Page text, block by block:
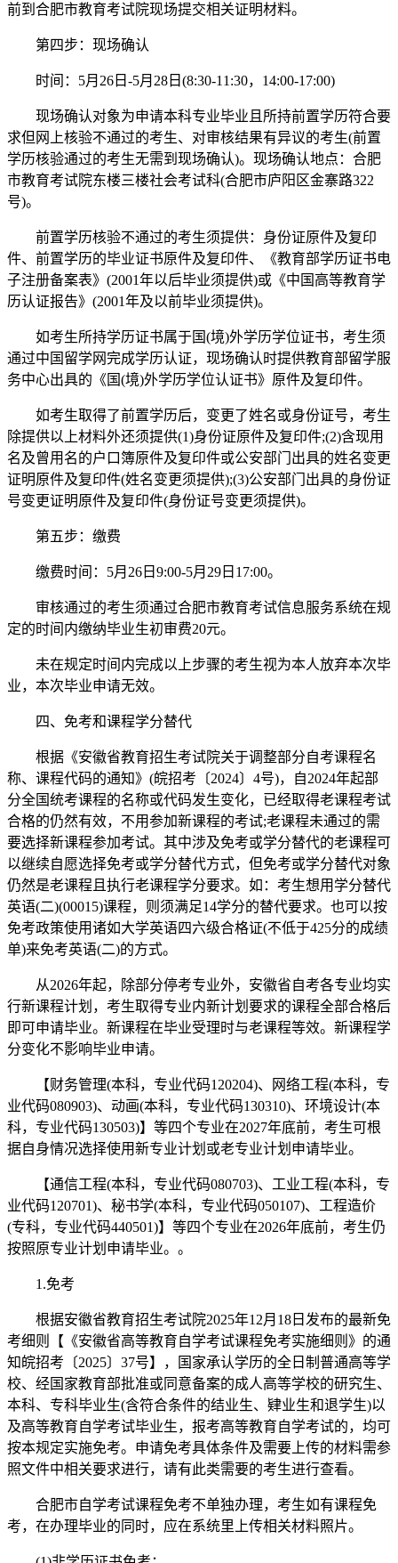
前到合肥市教育考试院现场提交相关证明材料。
第四步：现场确认
时间：5月26日-5月28日(8:30-11:30，14:00-17:00)
现场确认对象为申请本科专业毕业且所持前置学历符合要
求但网上核验不通过的考生、对审核结果有异议的考生(前置
学历核验通过的考生无需到现场确认)。现场确认地点：合肥
市教育考试院东楼三楼社会考试科(合肥市庐阳区金寨路322
号)。
前置学历核验不通过的考生须提供：身份证原件及复印
件、前置学历的毕业证书原件及复印件、《教育部学历证书电
子注册备案表》(2001年以后毕业须提供)或《中国高等教育学
历认证报告》(2001年及以前毕业须提供)。
如考生所持学历证书属于国(境)外学历学位证书，考生须
通过中国留学网完成学历认证，现场确认时提供教育部留学服
务中心出具的《国(境)外学历学位认证书》原件及复印件。
如考生取得了前置学历后，变更了姓名或身份证号，考生
除提供以上材料外还须提供(1)身份证原件及复印件;(2)含现用
名及曾用名的户口簿原件及复印件或公安部门出具的姓名变更
证明原件及复印件(姓名变更须提供);(3)公安部门出具的身份证
号变更证明原件及复印件(身份证号变更须提供)。
第五步：缴费
缴费时间：5月26日9:00-5月29日17:00。
审核通过的考生须通过合肥市教育考试信息服务系统在规
定的时间内缴纳毕业生初审费20元。
未在规定时间内完成以上步骤的考生视为本人放弃本次毕
业，本次毕业申请无效。
四、免考和课程学分替代
根据《安徽省教育招生考试院关于调整部分自考课程名
称、课程代码的通知》(皖招考〔2024〕4号)，自2024年起部
分全国统考课程的名称或代码发生变化，已经取得老课程考试
合格的仍然有效，不用参加新课程的考试;老课程未通过的需
要选择新课程参加考试。其中涉及免考或学分替代的老课程可
以继续自愿选择免考或学分替代方式，但免考或学分替代对象
仍然是老课程且执行老课程学分要求。如：考生想用学分替代
英语(二)(00015)课程，则须满足14学分的替代要求。也可以按
免考政策使用诸如大学英语四六级合格证(不低于425分的成绩
单)来免考英语(二)的方式。
从2026年起，除部分停考专业外，安徽省自考各专业均实
行新课程计划，考生取得专业内新计划要求的课程全部合格后
即可申请毕业。新课程在毕业受理时与老课程等效。新课程学
分变化不影响毕业申请。
【财务管理(本科，专业代码120204)、网络工程(本科，专
业代码080903)、动画(本科，专业代码130310)、环境设计(本
科，专业代码130503)】等四个专业在2027年底前，考生可根
据自身情况选择使用新专业计划或老专业计划申请毕业。
【通信工程(本科，专业代码080703)、工业工程(本科，专
业代码120701)、秘书学(本科，专业代码050107)、工程造价
(专科，专业代码440501)】等四个专业在2026年底前，考生仍
按照原专业计划申请毕业。。
1.免考
根据安徽省教育招生考试院2025年12月18日发布的最新免
考细则【《安徽省高等教育自学考试课程免考实施细则》的通
知皖招考〔2025〕37号】，国家承认学历的全日制普通高等学
校、经国家教育部批准或同意备案的成人高等学校的研究生、
本科、专科毕业生(含符合条件的结业生、肄业生和退学生)以
及高等教育自学考试毕业生，报考高等教育自学考试的，均可
按本规定实施免考。申请免考具体条件及需要上传的材料需参
照文件中相关要求进行，请有此类需要的考生进行查看。
合肥市自学考试课程免考不单独办理，考生如有课程免
考，在办理毕业的同时，应在系统里上传相关材料照片。